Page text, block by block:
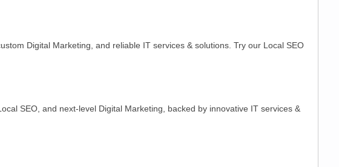
Digital Marketing, and reliable IT services & solutions. Try our Local SEO
SEO, and next-level Digital Marketing, backed by innovative IT services &